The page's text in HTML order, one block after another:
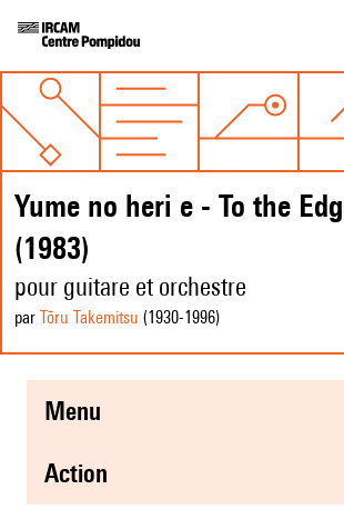
Yume no heri e - To the
(1983)
pour guitare et orchestre
par Tōru Takemitsu (1930-1996)
menu
action